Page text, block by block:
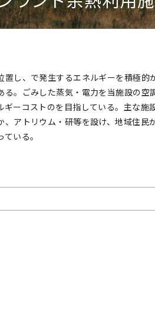
し、で発生するエネルギーを積極的
。ごみした蒸気・電力を当施設の空
ーコストのを目指している。主な施
アトリウム・研等を設け、地域住民
いる。